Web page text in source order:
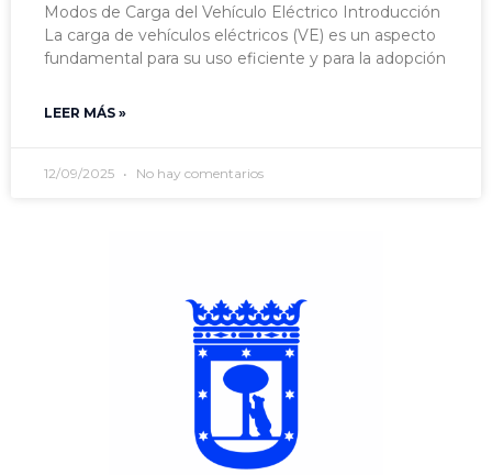
Modos de Carga del Vehículo Eléctrico Introducción
La carga de vehículos eléctricos (VE) es un aspecto
fundamental para su uso eficiente y para la adopción
LEER MÁS »
12/09/2025 No hay comentarios